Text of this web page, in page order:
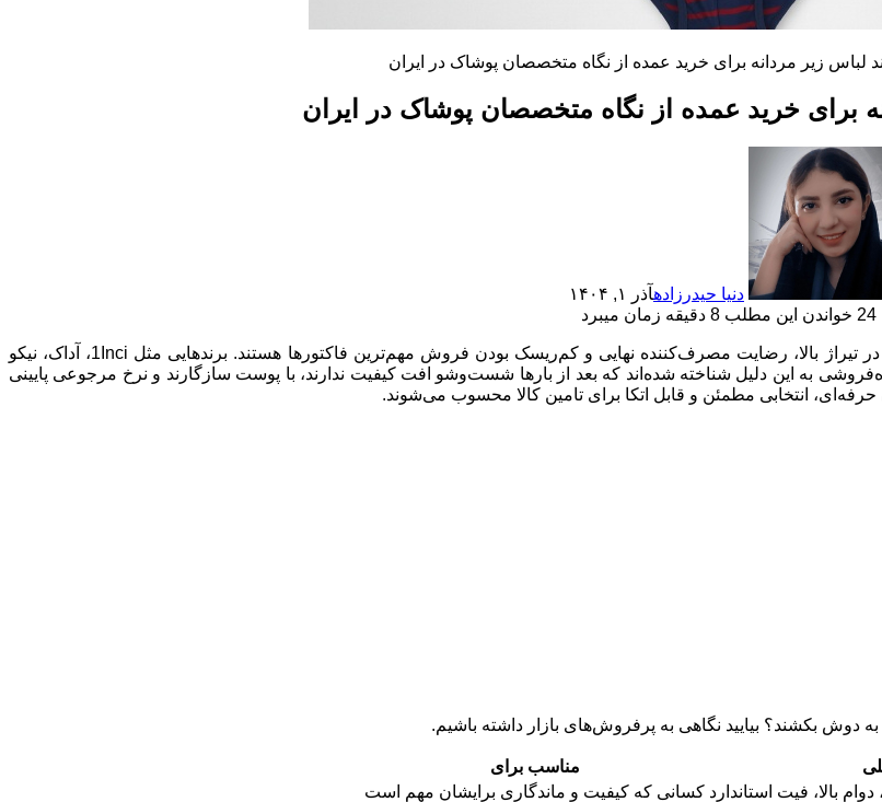
لباس زیر مردانه برای خرید عمده از نگاه متخصصان پوشاک در ایران
برای خرید عمده از نگاه متخصصان پوشاک در ایران
دنیا حیدرزادهآذر ۱, ۱۴۰۴
24 خواندن این مطلب 8 دقیقه زمان میبرد
در خرید عمده لباس زیر مردانه، معیار انتخاب فقط اسم برند نیست؛ ثبات کیفیت در تیراژ بالا، رضایت مصرف‌کننده نهایی و کم‌ریسک بودن فروش مهم‌ترین فاکتورها هستند. برندهایی مثل 1Inci، آداک، نیکو
به این دلیل شناخته شده‌اند که بعد از بارها شست‌وشو افت کیفیت ندارند، با پوست سازگارند و نرخ مرجوعی پایینی
انتخابی مطمئن و قابل اتکا برای تامین کالا محسوب می‌شوند.
به دوش بکشند؟ بیایید نگاهی به پرفروش‌های بازار داشته باشیم.
مناسب برای
بالا، فیت استاندارد کسانی که کیفیت و ماندگاری برایشان مهم است